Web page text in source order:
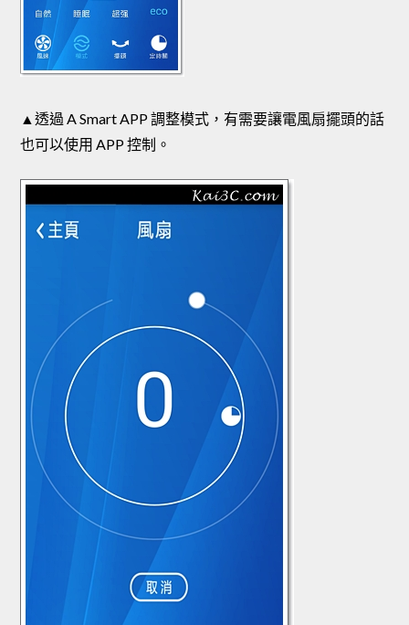
▲透過 A Smart APP 調整模式，有需要讓電風扇擺頭的話
也可以使用 APP 控制。